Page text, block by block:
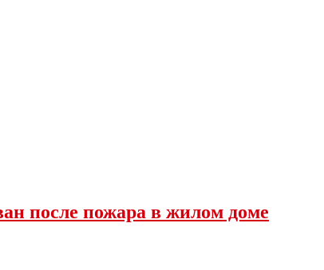
после пожара в жилом доме